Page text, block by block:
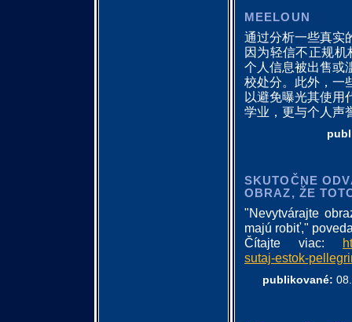
MEELOUN
通过分析一些真实
因为轻信不正规
个人信息被出售或
校处分。此外，一
以避免曝光其使用
学业，更与个人声
SKUTOČNE
OBRAZ, ŽE
"Nevytvárajte
majú robiť,"
Čítajte viac:
sutaj-estok-
publikované: